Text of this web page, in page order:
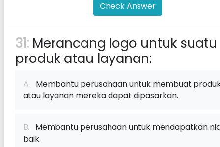
Check Answer
31: Merancang logo untuk suatu
produk atau layanan:
A. Membantu perusahaan untuk membuat
atau layanan mereka dapat dipasarkan.
B. Membantu perusahaan untuk mendapatkan
baik.